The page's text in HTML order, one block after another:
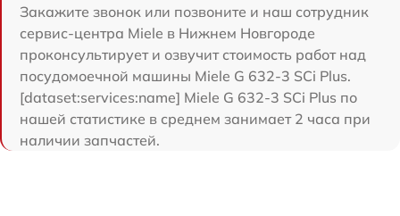
Закажите звонок или позвоните и наш сотрудник
сервис-центра Miele в Нижнем Новгороде
проконсультирует и озвучит стоимость работ над
посудомоечной машины Miele G 632-3 SCi Plus.
[dataset:services:name] Miele G 632-3 SCi Plus по
нашей статистике в среднем занимает 2 часа при
наличии запчастей.